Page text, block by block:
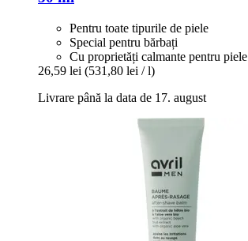
Pentru toate tipurile de piele
Special pentru bărbați
Cu proprietăți calmante pentru piele
26,59 lei (531,80 lei / l)
Livrare până la data de 17. august